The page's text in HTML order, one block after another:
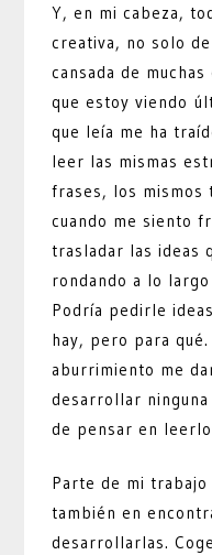
Y, en mi cabeza,
creativa, no solo
cansada de
que estoy viendo
que leía me ha
leer las mismas
frases, los mismos
cuando me siento
trasladar las ideas
rondando a lo
Podría pedirle
hay, pero para
aburrimiento me
desarrollar
de pensar en
Parte de mi
también en
desarrollarlas.